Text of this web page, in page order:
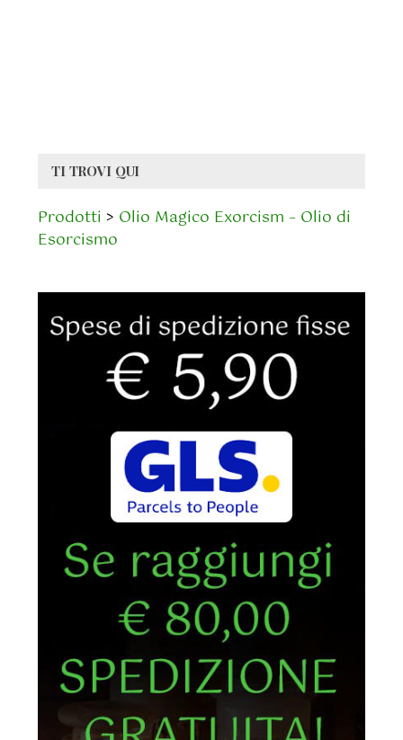
TI TROVI QUI
Prodotti > Olio Magico Exorcism – Olio di
Esorcismo